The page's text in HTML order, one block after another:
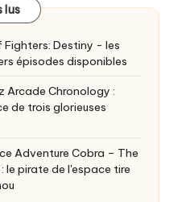
lus
Fighters: Destiny - les
épisodes disponibles
Arcade Chronology :
de trois glorieuses
Adventure Cobra – The
le pirate de l'espace tire